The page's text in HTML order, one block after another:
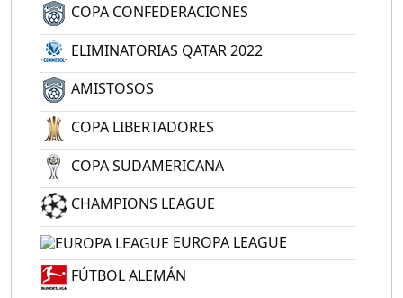
COPA CONFEDERACIONES
ELIMINATORIAS QATAR 2022
AMISTOSOS
COPA LIBERTADORES
COPA SUDAMERICANA
CHAMPIONS LEAGUE
EUROPA LEAGUE
FÚTBOL ALEMÁN